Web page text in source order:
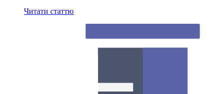
Читати статтю